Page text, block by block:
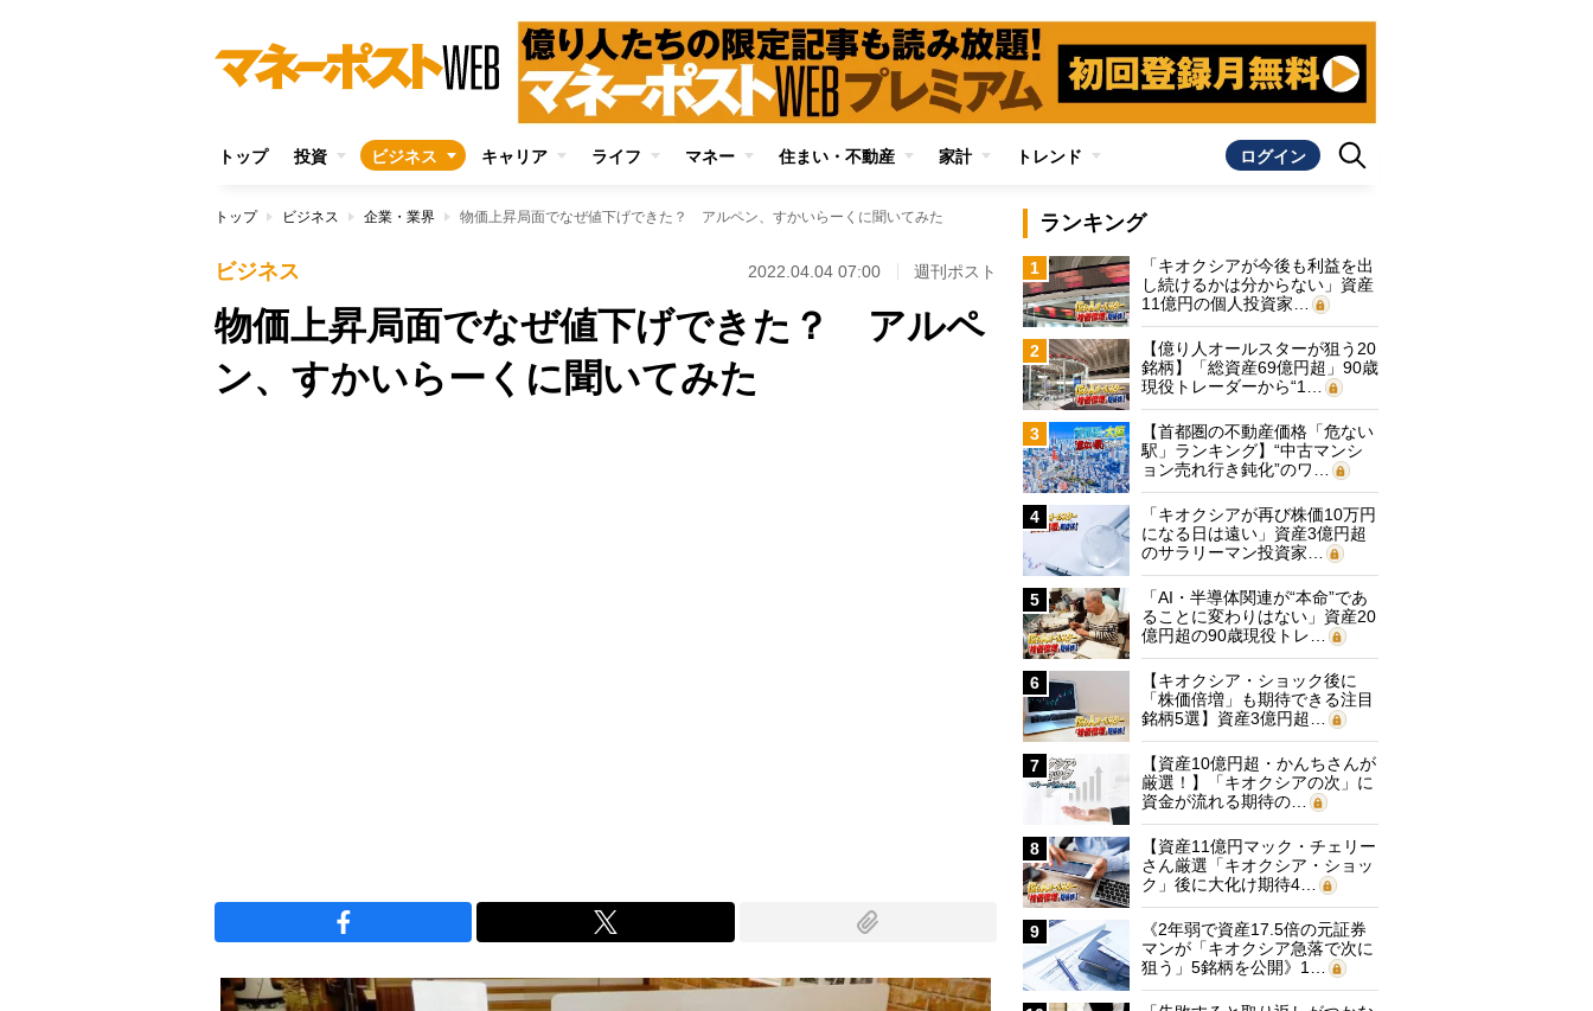
トップ 投資 ビジネス キャリア ライフ マネー 住まい・不動産 家計 トレンド ログイン
トップ ビジネス 企業・業界 物価上昇局面でなぜ値下げできた？ アルペン、すかいらーくに聞いてみた
ビジネス 2022.04.04 07:00 週刊ポスト
物価上昇局面でなぜ値下げできた？ アルペ
ン、すかいらーくに聞いてみた
ランキング
1
「キオクシアが今後も利益を出
し続けるかは分からない」資産
11億円の個人投資家…
2
【億り人オールスターが狙う20
銘柄】「総資産69億円超」90歳
現役トレーダーから“1…
3
【首都圏の不動産価格「危ない
駅」ランキング】“中古マンシ
ョン売れ行き鈍化”のワ…
4
「キオクシアが再び株価10万円
になる日は遠い」資産3億円超
のサラリーマン投資家…
5
「AI・半導体関連が“本命”であ
ることに変わりはない」資産20
億円超の90歳現役トレ…
6
【キオクシア・ショック後に
「株価倍増」も期待できる注目
銘柄5選】資産3億円超…
7
【資産10億円超・かんちさんが
厳選！】「キオクシアの次」に
資金が流れる期待の…
8
【資産11億円マック・チェリー
さん厳選「キオクシア・ショッ
ク」後に大化け期待4…
9
《2年弱で資産17.5倍の元証券
マンが「キオクシア急落で次に
狙う」5銘柄を公開》1…